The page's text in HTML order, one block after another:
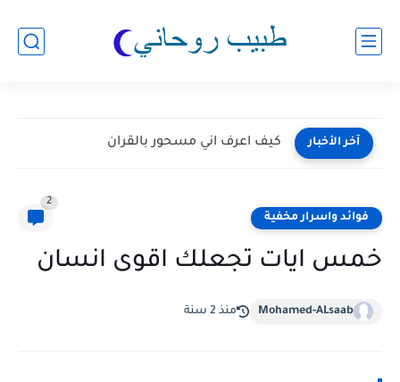
آخر الأخبار كيف اعرف اني مسحور بالقران
فوائد واسرار مخفية
2
خمس ايات تجعلك اقوى انسان
Mohamed-ALsaab منذ 2 سنة